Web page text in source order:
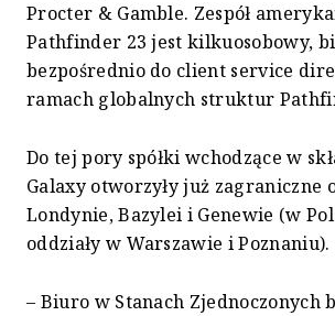
Procter & Gamble. Zespół
Pathfinder 23 jest kilkuosobowy,
bezpośrednio do client service
ramach globalnych struktur
Do tej pory spółki wchodzące w
Galaxy otworzyły już zagraniczne
Londynie, Bazylei i Genewie (w
oddziały w Warszawie i Poznaniu).
– Biuro w Stanach Zjednoczonych